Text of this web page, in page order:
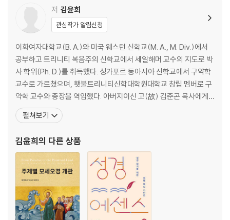
노영상 박사｜전 호남신학대학교 총장, 총회한국교회연구원 원장
제 4 장 / 마르크스주의적 ‘새인간’과 성경적 ‘새사람’ 비교 연구 110
이동주 박사｜현 바이어하우스학회 회장, 전 아신대학교 선교신학 교수
제 5 장 / 비인간화 시대에 논하는 ‘인간화’와 성경적 ‘새사람 됨’ 158
곽혜원 박사｜현 경기대학교 초빙교수, 21세기교회와신학포럼 대표
저 김윤희
관심작가 알림신청
이화여자대학교(B. A.)와 미국 웨스턴 신학교(M. A., M. Div.)에서
공부하고 트리니티 복음주의 신학교에서 세일해머 교수의 지도로 박
사 학위(Ph. D.)를 취득했다. 싱가포르 동아시아 신학교에서 구약학
교수로 가르쳤으며, 횃불트리니티신학대학원대학교 창립 멤버로 구
약학 교수와 총장을 역임했다. 아버지이신 고(故) 김준곤 목사에게
배운 대로 민족 복음화를 위한 헌신의 삶을 실천하며 구약 학자뿐만
아니라 여성 리더로서 한국복음주의구약신학회 회장, 전국신학대학
국복음주의협의회 부회장, 세계복음주의연맹(WEA) G
펼쳐보기
김윤희의 다른 상품